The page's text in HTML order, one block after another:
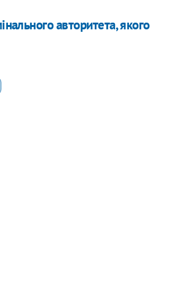
авторитета, якого